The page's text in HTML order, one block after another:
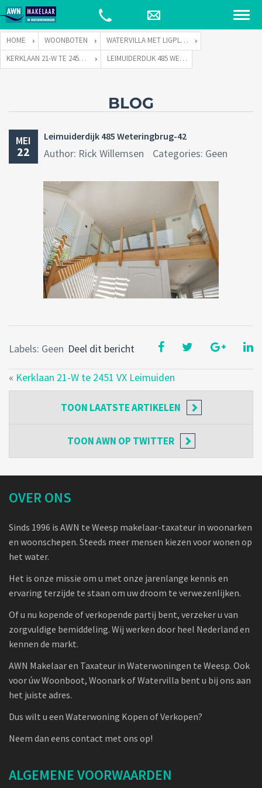
HOME WOONBOTEN
WATERVILLA MET LIGPLAATS
KERKLAAN 21-W TE 2451 VX LEIMUIDEN
LEIMUIDERDIJK 485 WETERINGBRUG-42
BLOG
MEI
22
Leimuiderdijk 485 Weteringbrug-42
Author: Rick Willemsen Categories: Geen
Deel dit bericht
Labels: Geen
« Kerklaan 21-W te 2451 VX Leimuiden
TOON LAATSTE ARTIKELEN
TOONAWN OP TWITTER
OVER ONS
Sinds 1996 is AWN te Weesp makelaar-taxateur in woonarken
en woonschepen. Steeds meer mensen kiezen voor wonen op
het water.
Het is onze missie om u met onze jarenlange kennis en
ervaring terzijde te staan om uw droom te verwezenlijken.
Of u nu kopende of verkopende partij bent, verzeker u van
zorgvuldige bemiddeling. Wij werken door heel Nederland en
kennen de markt.
AWN Makelaar en Taxateur in Waterwoningen te Weesp. Ook
voor úw Woonboot, Woonark of Watervilla bent u bij ons aan
het juiste adres.
Dus wilt u een Waterwoning Kopen of Verkopen?
Neem dan eens contact met ons op!
ALGEMENE VOORWAARDEN